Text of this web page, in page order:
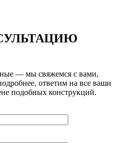
— мы свяжемся с вами,
ответим на все ваши
подобных конструкций.